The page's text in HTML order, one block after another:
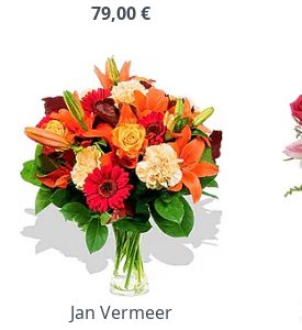
79,00€
Jan Vermeer